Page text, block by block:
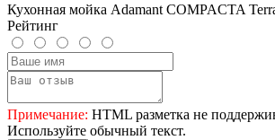
Кухонная мойка Adamant COMPACTA
Рейтинг
Примечание: HTML разметка не
Используйте обычный текст.